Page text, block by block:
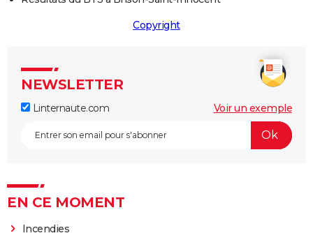
Copyright
NEWSLETTER
Linternaute.com Voir un exemple
EN CE MOMENT
Incendies